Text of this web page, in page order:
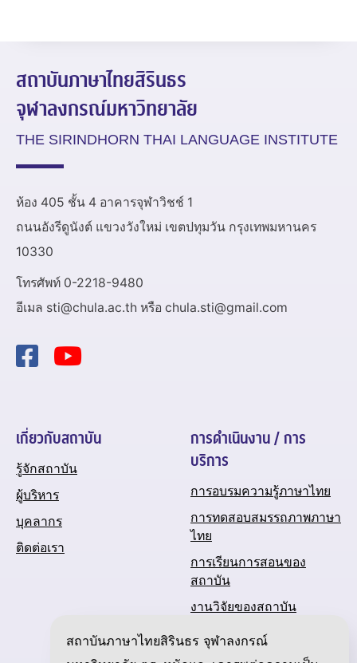
สถาบันภาษาไทยสิรินธร
จุฬาลงกรณ์มหาวิทยาลัย
THE SIRINDHORN THAI LANGUAGE INSTITUTE
ห้อง 405 ชั้น 4 อาคารจุฬาวิชช์ 1
ถนนอังรีดูนังต์ แขวงวังใหม่ เขตปทุมวัน กรุงเทพมหานคร
10330
โทรศัพท์ 0-2218-9480
อีเมล sti@chula.ac.th หรือ chula.sti@gmail.com
เกี่ยวกับสถาบัน
รู้จักสถาบัน
ผู้บริหาร
บุคลากร
ติดต่อเรา
การดำเนินงาน / การ
บริการ
การอบรมความรู้ภาษาไทย
การทดสอบสมรรถภาพภาษา
ไทย
การเรียนการสอนของ
สถาบัน
งานวิจัยของสถาบัน
ปฏิทินกิจกรรมของสถาบัน
สถาบันภาษาไทยสิรินธร จุฬาลงกรณ์